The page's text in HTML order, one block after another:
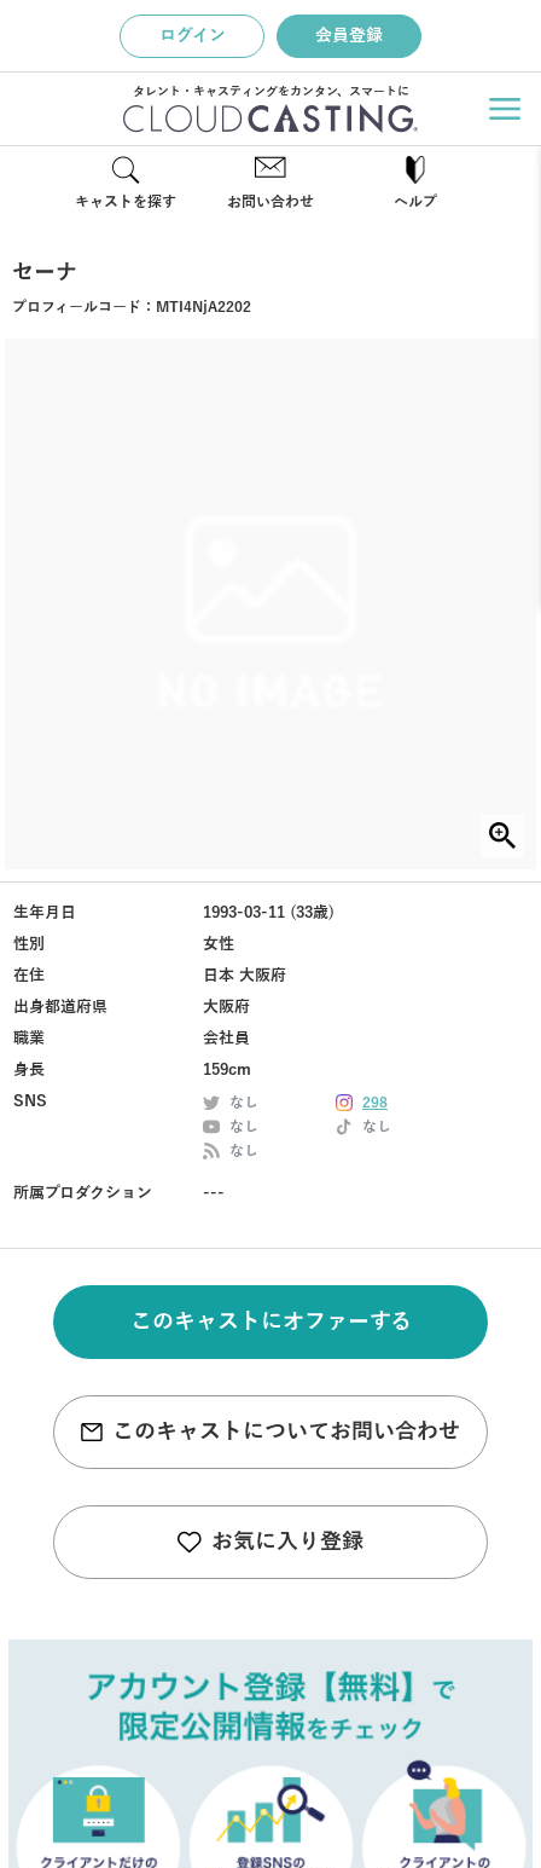
ログイン 会員登録
タレント・キャスティングをカンタン、スマートに
キャストを探す お問い合わせ ヘルプ
セーナ
プロフィールコード： MTI4NjA2202
生年月日
1993-03-11 (33歳)
性別
女性
在住
日本 大阪府
出身都道府県
大阪府
職業
会社員
身長
159cm
SNS
なし
298
なし
なし
なし
所属プロダクション ---
このキャストにオファーする
このキャストについてお問い合わせ
お気に入り登録